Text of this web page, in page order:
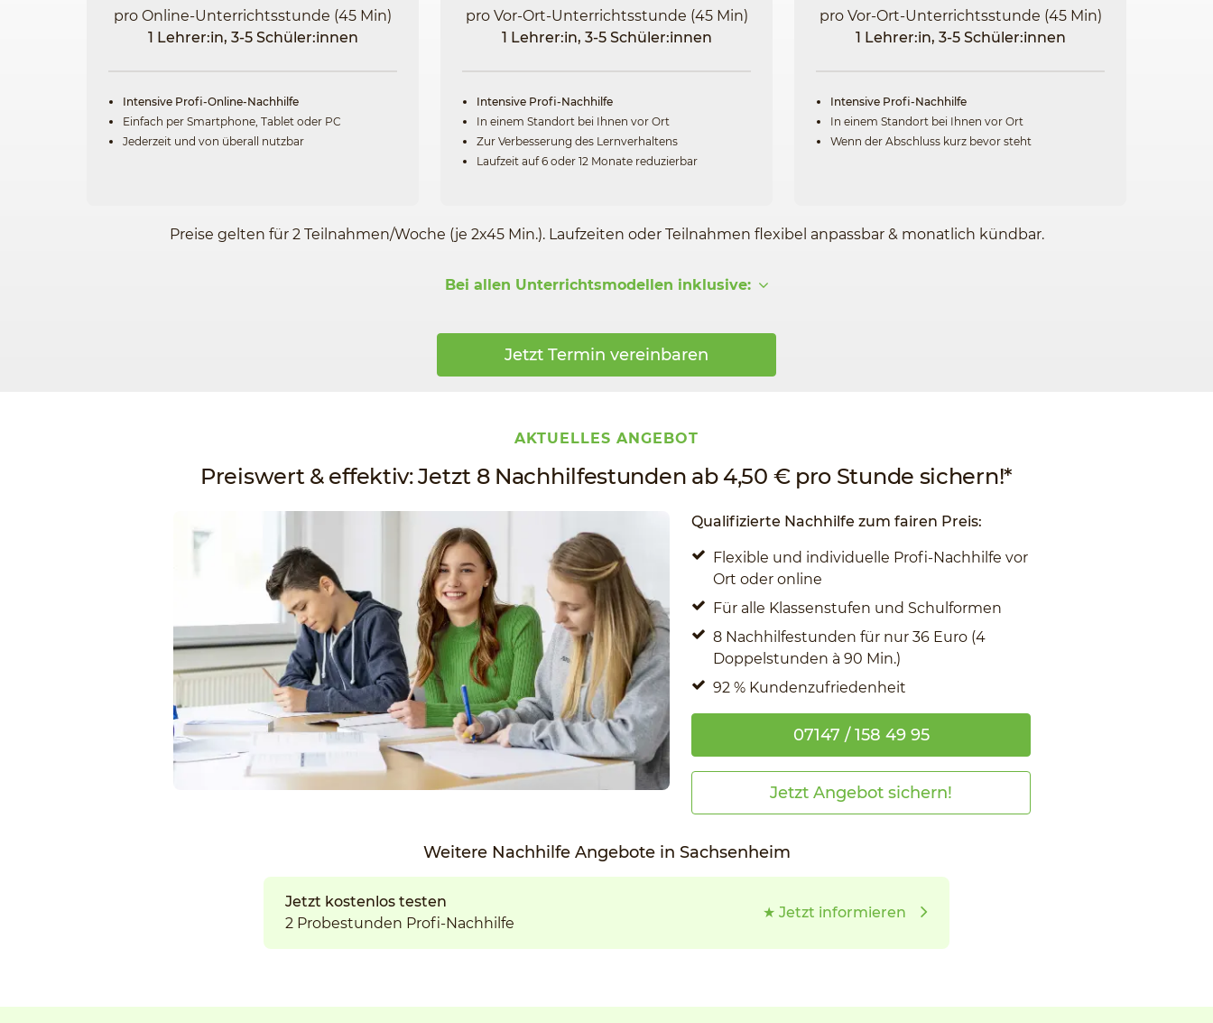
pro Vor-Ort-Unterrichtsstunde (45 Min)
1 Lehrer:in, 3-5 Schüler:innen
Intensive Profi-Nachhilfe
In einem Standort bei Ihnen vor Ort
Zur Verbesserung des Lernverhaltens
Laufzeit auf 6 oder 12 Monate reduzierbar
pro Online-Unterrichtsstunde (45 Min)
1 Lehrer:in, 3-5 Schüler:innen
Intensive Profi-Online-Nachhilfe
Einfach per Smartphone, Tablet oder PC
Jederzeit und von überall nutzbar
pro Vor-Ort-Unterrichtsstunde (45 Min)
1 Lehrer:in, 3-5 Schüler:innen
Intensive Profi-Nachhilfe
In einem Standort bei Ihnen vor Ort
Wenn der Abschluss kurz bevor steht
Preise gelten für 2 Teilnahmen/Woche (je 2x45 Min.). Laufzeiten oder Teilnahmen flexibel anpassbar & monatlich kündbar.
Bei allen Unterrichtsmodellen inklusive:
Jetzt Termin vereinbaren
AKTUELLES ANGEBOT
Preiswert & effektiv: Jetzt 8 Nachhilfestunden ab 4,50 € pro Stunde sichern!*
Qualifizierte Nachhilfe zum fairen Preis:
Flexible und individuelle Profi-Nachhilfe vor
Ort oder online
Für alle Klassenstufen und Schulformen
8 Nachhilfestunden für nur 36 Euro (4
Doppelstunden à 90 Min.)
92 % Kundenzufriedenheit
07147 / 158 49 95
Jetzt Angebot sichern!
Weitere Nachhilfe Angebote in Sachsenheim
Jetzt kostenlos testen
2 Probestunden Profi-Nachhilfe
★ Jetzt informieren